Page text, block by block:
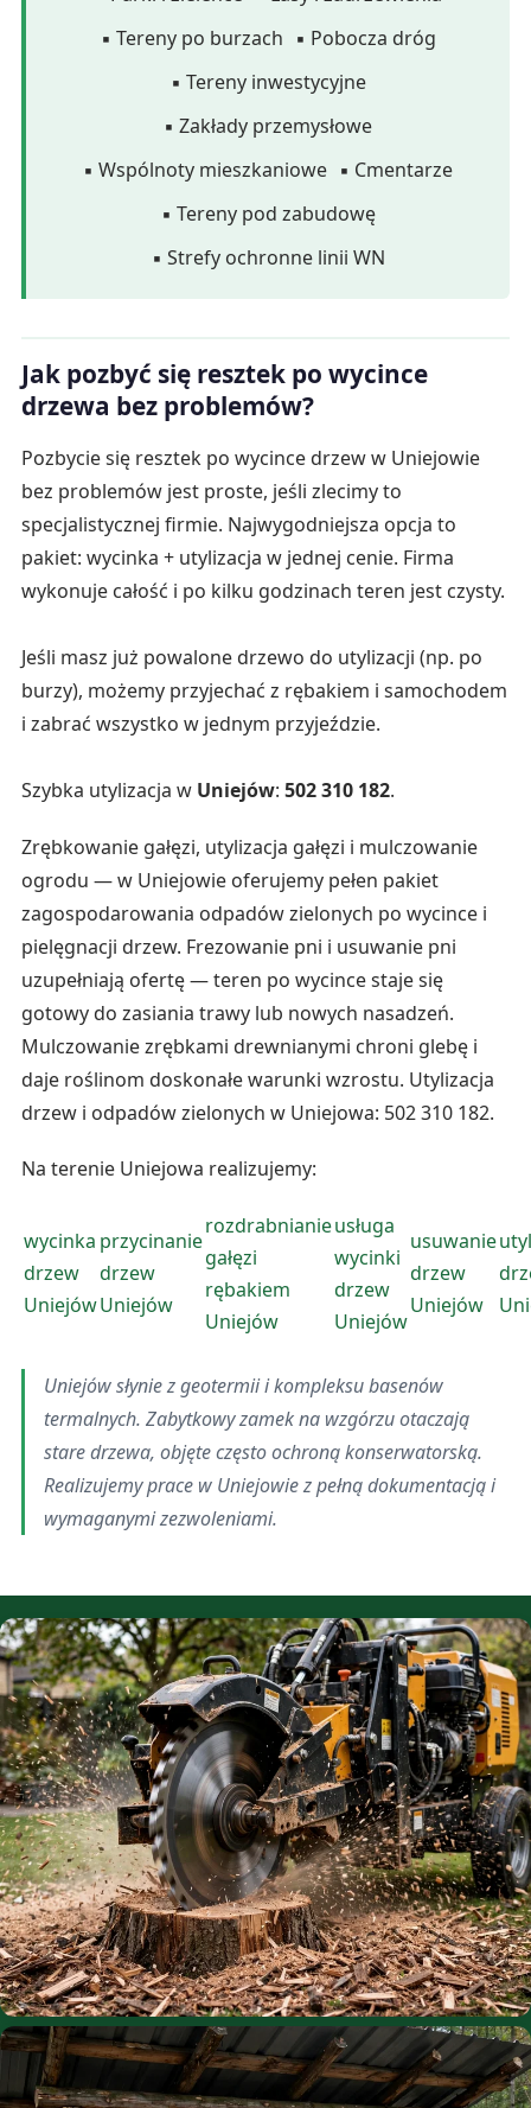
▪ Tereny po burzach ▪ Pobocza dróg
▪ Tereny inwestycyjne
▪ Zakłady przemysłowe
▪ Wspólnoty mieszkaniowe ▪ Cmentarze
▪ Tereny pod zabudowę
▪ Strefy ochronne linii WN
Jak pozbyć się resztek po wycince
drzewa bez problemów?
Pozbycie się resztek po wycince drzew w Uniejowie
bez problemów jest proste, jeśli zlecimy to
specjalistycznej firmie. Najwygodniejsza opcja to
pakiet: wycinka + utylizacja w jednej cenie. Firma
wykonuje całość i po kilku godzinach teren jest czysty.
Jeśli masz już powalone drzewo do utylizacji (np. po
burzy), możemy przyjechać z rębakiem i samochodem
i zabrać wszystko w jednym przyjeździe.
Szybka utylizacja w Uniejów: 502 310 182.
Zrębkowanie gałęzi, utylizacja gałęzi i mulczowanie
ogrodu — w Uniejowie oferujemy pełen pakiet
zagospodarowania odpadów zielonych po wycince i
pielęgnacji drzew. Frezowanie pni i usuwanie pni
uzupełniają ofertę — teren po wycince staje się
gotowy do zasiania trawy lub nowych nasadzeń.
Mulczowanie zrębkami drewnianymi chroni glebę i
daje roślinom doskonałe warunki wzrostu. Utylizacja
drzew i odpadów zielonych w Uniejowa: 502 310 182.
Na terenie Uniejowa realizujemy:
wycinka
drzew
Uniejów
przycinanie
drzew
Uniejów
rozdrabnianie
gałęzi
rębakiem
Uniejów
usługa
wycinki
drzew
Uniejów
usuwanie
drzew
Uniejów
Uniejów słynie z geotermii i kompleksu basenów
termalnych. Zabytkowy zamek na wzgórzu otaczają
stare drzewa, objęte często ochroną konserwatorską.
Realizujemy prace w Uniejowie z pełną dokumentacją i
wymaganymi zezwoleniami.